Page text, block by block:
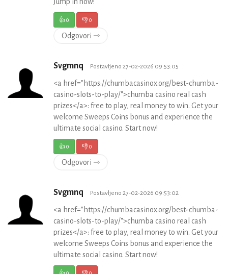
Jump in now!
👍0 👎0
Odgovori ⇾
Svgmnq Postavljeno 27-02-2026 09:53:05
<a href="https://chumbacasinox.org/best-chumba-
casino-slots-to-play/">chumba casino real cash
prizes</a>: free to play, real money to win. Get your
welcome Sweeps Coins bonus and experience the
ultimate social casino. Start now!
👍0 👎0
Odgovori ⇾
Svgmnq Postavljeno 27-02-2026 09:53:02
<a href="https://chumbacasinox.org/best-chumba-
casino-slots-to-play/">chumba casino real cash
prizes</a>: free to play, real money to win. Get your
welcome Sweeps Coins bonus and experience the
ultimate social casino. Start now!